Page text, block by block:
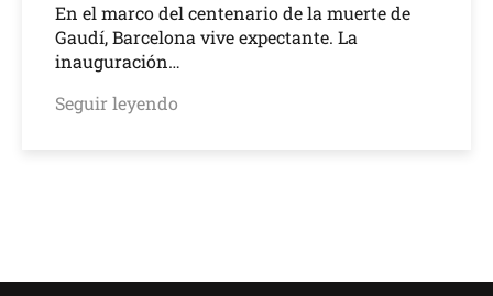
En el marco del centenario de la muerte de
Gaudí, Barcelona vive expectante. La
inauguración…
Seguir leyendo